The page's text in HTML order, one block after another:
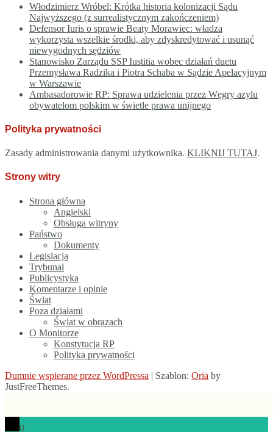
Włodzimierz Wróbel: Krótka historia kolonizacji Sądu
Najwyższego (z surrealistycznym zakończeniem)
Defensor Iuris o sprawie Beaty Morawiec: władza
wykorzysta wszelkie środki, aby zdyskredytować i usunąć
niewygodnych sędziów
Stanowisko Zarządu SSP Iustitia wobec działań duetu
Przemysława Radzika i Piotra Schaba w Sądzie Apelacyjnym
w Warszawie
Ambasadorowie RP: Sprawa udzielenia przez Węgry azylu
obywatelom polskim w świetle prawa unijnego
Polityka prywatności
Zasady administrowania danymi użytkownika. KLIKNIJ TUTAJ.
Strony witry
Strona główna
Angielski
Obsługa witryny
Państwo
Dokumenty
Legislacja
Trybunał
Publicystyka
Komentarze i opinie
Świat
Poza działami
Świat w obrazach
O Monitorze
Konstytucja RP
Polityka prywatności
Dumnie wspierane przez WordPressa | Szablon: Oria by
JustFreeThemes.
0